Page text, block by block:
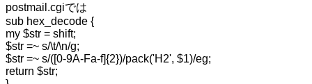
postmail.cgiでは
sub hex_decode {
my $str = shift;
$str =~ s/\t/\n/g;
$str =~ s/([0-9A-Fa-f]{2})/pack('H2', $1)/eg;
return $str;